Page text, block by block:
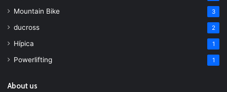
Mountain Bike 3
ducross 2
Hípica 1
Powerlifting 1
About us